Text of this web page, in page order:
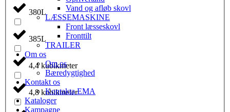
380L
385L
4,4 kubikmeter
4,8 kubikmeter
Vand og afløb skovl
LÆSSEMASKINE
Front læsseskovl
Fronttilt
TRAILER
Om os
Om os
Bæredygtighed
Kontakt os
Kontakta EMA
Kataloger
Kampagne